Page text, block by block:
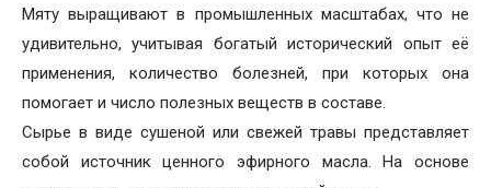
Мяту выращивают в промышленных масштабах, что не
удивительно, учитывая богатый исторический опыт её
применения, количество болезней, при которых она
помогает и число полезных веществ в составе.
Сырье в виде сушеной или свежей травы представляет
собой источник ценного эфирного масла. На основе